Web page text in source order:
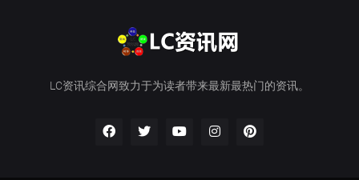
LC资讯综合网致力于为读者带来最新最热门的资讯。